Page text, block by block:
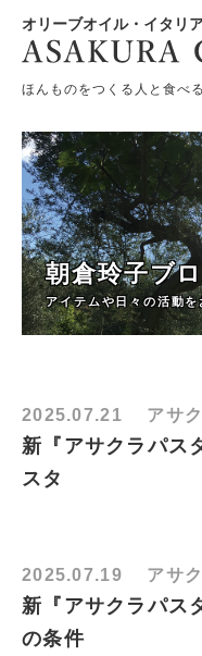
オリーブオイル・イタリ
ほんものをつくる人と食べ
HOME 朝倉玲子ブログ
朝倉玲子ブ
アイテムや日々の活動
2025.07.21 アサク
新『アサクラパス
スタ
2025.07.19 アサク
新『アサクラパス
の条件